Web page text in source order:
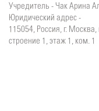
Учредитель - Чак Арина
Юридический адрес -
115054, Россия, г.
строение 1, этаж 1, ком. 1